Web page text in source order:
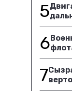
5
6
7